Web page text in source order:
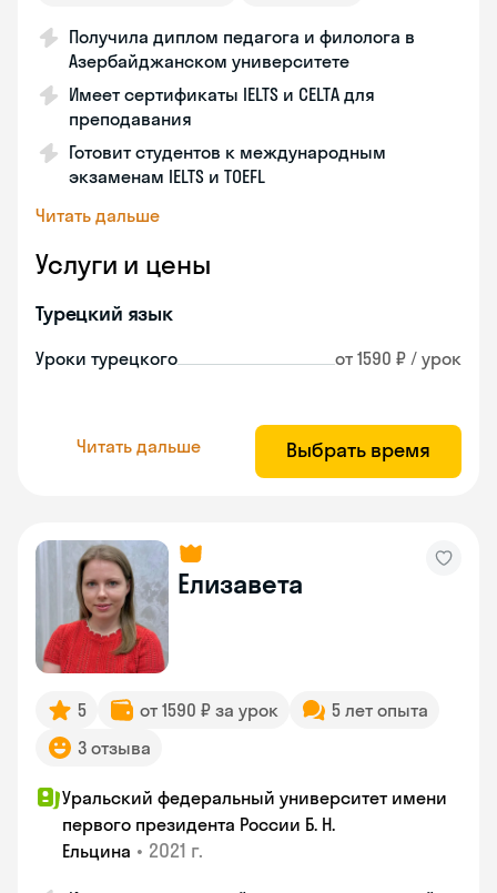
Получила диплом педагога и филолога в
Азербайджанском университете
Имеет сертификаты IELTS и CELTA для
преподавания
Готовит студентов к международным
экзаменам IELTS и TOEFL
Читать дальше
Услуги и цены
Турецкий язык
Уроки турецкого от 1590 ₽ / урок
Читать дальше Выбрать время
Елизавета
5 от 1590 ₽ за урок
5 лет опыта
3 отзыва
Уральский федеральный университет имени
первого президента России Б. Н.
Ельцина • 2021 г.